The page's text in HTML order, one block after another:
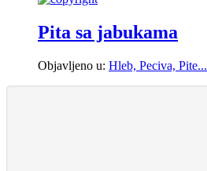
Pita sa jabukama
Objavljeno u: Hleb, Peciva, Pite...